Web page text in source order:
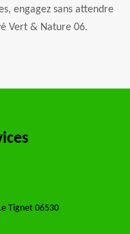
engagez sans attendre
Vert & Nature 06.
Tignet 06530